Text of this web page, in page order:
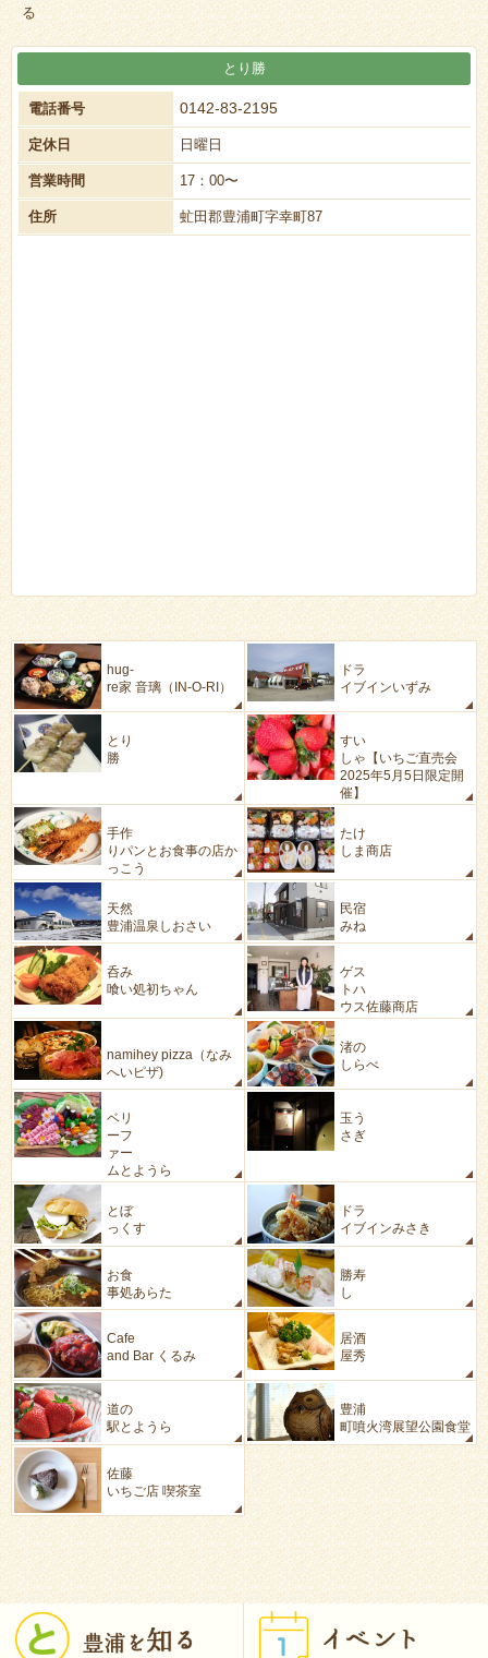
る
とり勝
電話番号 0142-83-2195
定休日 日曜日
営業時間 17：00〜
住所 虻田郡豊浦町字幸町87
hug-
re家 音璃（IN-O-RI）
ドラ
イブインいずみ
とり
勝
すい
しゃ【いちご直売会
2025年5月5日限定開
催】
手作
りパンとお食事の店か
っこう
たけ
しま商店
天然
豊浦温泉しおさい
民宿
みね
呑み
喰い処初ちゃん
ゲス
トハ
ウス佐藤商店
namihey pizza（なみ
へいピザ)
渚の
しらべ
ベリ
ーフ
ァー
ムとようら
玉う
さぎ
とぼ
っくす
ドラ
イブインみさき
お食
事処あらた
勝寿
し
Cafe
and Bar くるみ
居酒
屋秀
道の
駅とようら
豊浦
町噴火湾展望公園食堂
佐藤
いちご店 喫茶室